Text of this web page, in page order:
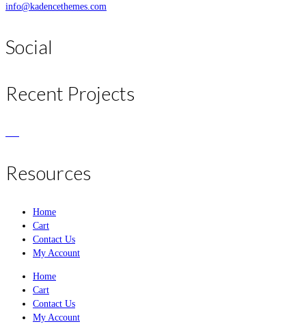
info@kadencethemes.com
Social
Recent Projects
Resources
Home
Cart
Contact Us
My Account
Home
Cart
Contact Us
My Account